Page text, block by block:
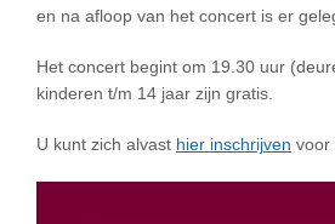
en na afloop van het concert is er
Het concert begint om 19.30 uur
kinderen t/m 14 jaar zijn gratis.
U kunt zich alvast hier inschrijven voor